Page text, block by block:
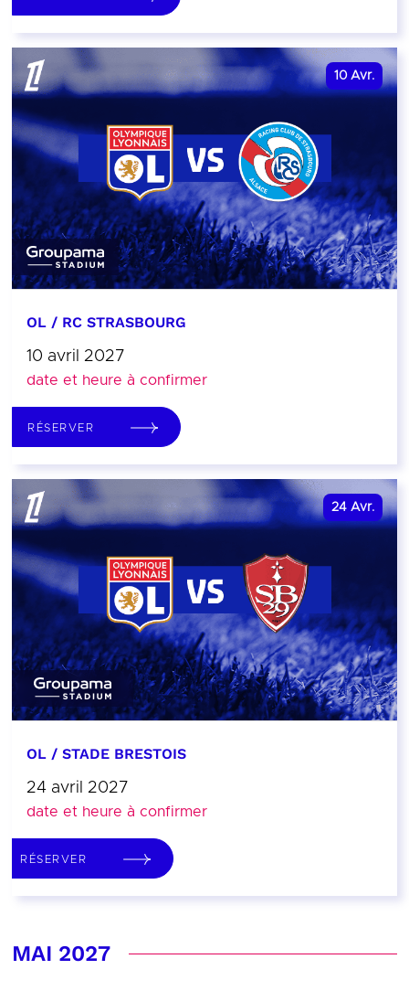
10 Avr.
OL / RC STRASBOURG
10 avril 2027
date et heure à confirmer
RÉSERVER
24 Avr.
OL / STADE BRESTOIS
24 avril 2027
date et heure à confirmer
RÉSERVER
MAI 2027